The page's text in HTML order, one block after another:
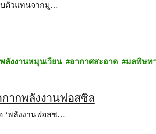
บตัวแทนจากมู…
ลังงานหมุนเวียน อากาศสะอาด
มลพิษท
ากพลังงานฟอสซิล
‘พลังงานฟอสซ…